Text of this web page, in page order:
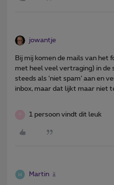
jowantje
Bij mij komen de mails van het
met heel veel vertraging) in de
steeds als ‘niet spam’ aan en
inbox, maar dat lijkt maar niet te
1 persoon vindt dit leuk
Martin